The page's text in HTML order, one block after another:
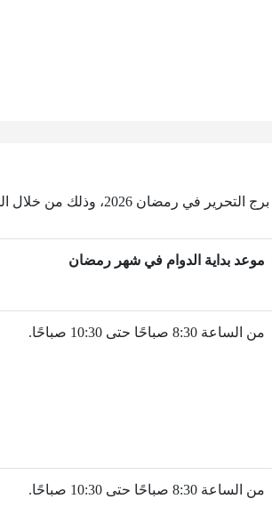
وذلك من خلال الجدول التالي:
موعد بداية الدوام في شهر رمضان
من الساعة 8:30 صباحًا حتى 10:30 صباحًا.
من الساعة 8:30 صباحًا حتى 10:30 صباحًا.